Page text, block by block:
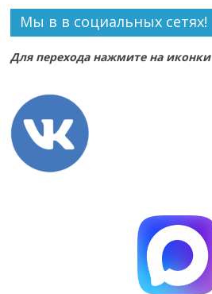
Мы в в социальных сетях!
Для перехода нажмите на иконки